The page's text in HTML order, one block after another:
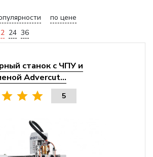
по цене
24 36
станок с ЧПУ и
Advercut...
5